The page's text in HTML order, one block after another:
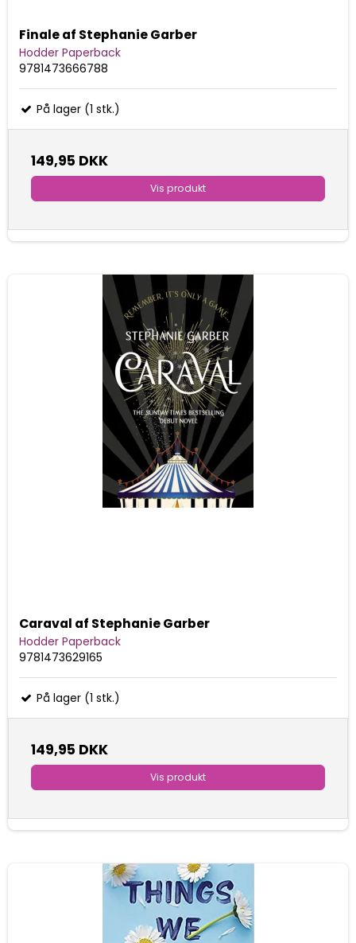
Finale af Stephanie Garber
Hodder Paperback
9781473666788
På lager (1 stk.)
149,95 DKK
Vis produkt
Caraval af Stephanie Garber
Hodder Paperback
9781473629165
På lager (1 stk.)
149,95 DKK
Vis produkt